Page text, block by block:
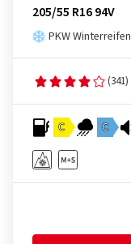
205/55 R16 94V
PKW Winterreifen
(341)
C C